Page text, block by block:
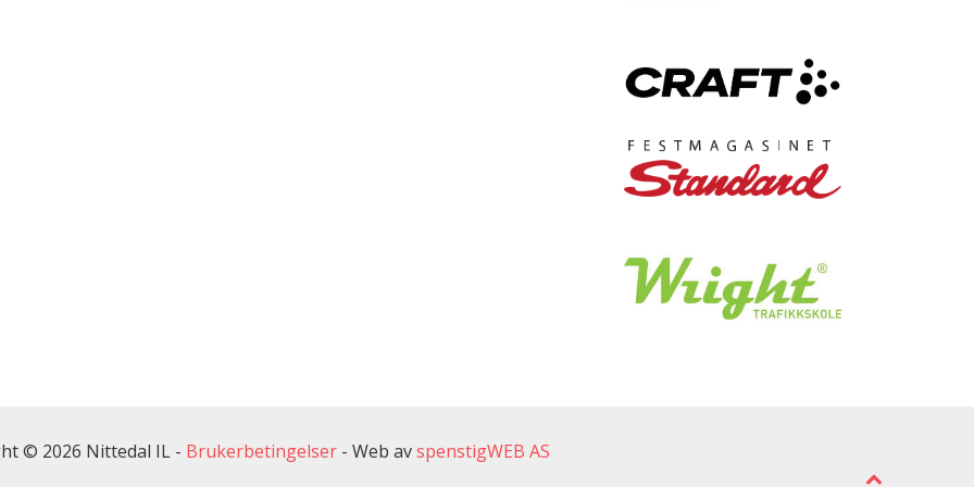
© 2026 Nittedal IL - Brukerbetingelser - Web avspenstigWEB AS